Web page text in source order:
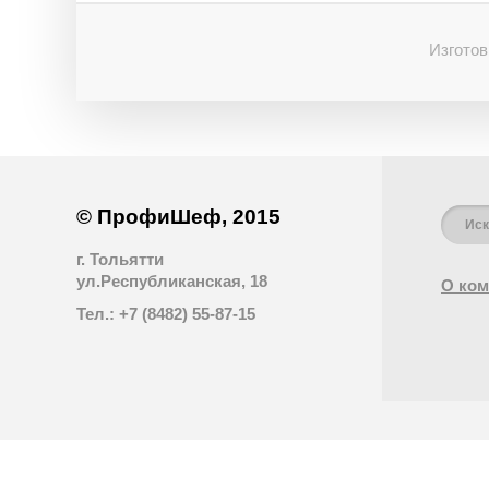
© ПрофиШеф, 2015
г. Тольятти
ул.Республиканская, 18
Тел.: +7 (8482) 55-87-15
О